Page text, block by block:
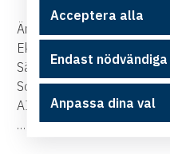
Ämnen vi diskuterar kan
Ekonomi & administration
Sälj & kundrelationer
Sociala medier &
AI och teknik för småföretag
… och allt annat som hör
Acceptera alla
Endast nödvändiga
Anpassa dina val